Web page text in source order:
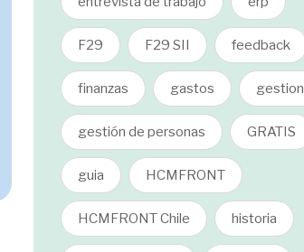
F29 F29 SII feedback
finanzas gastos gestion
gestión de personas GRATIS
guia HCMFRONT
HCMFRONT Chile historia